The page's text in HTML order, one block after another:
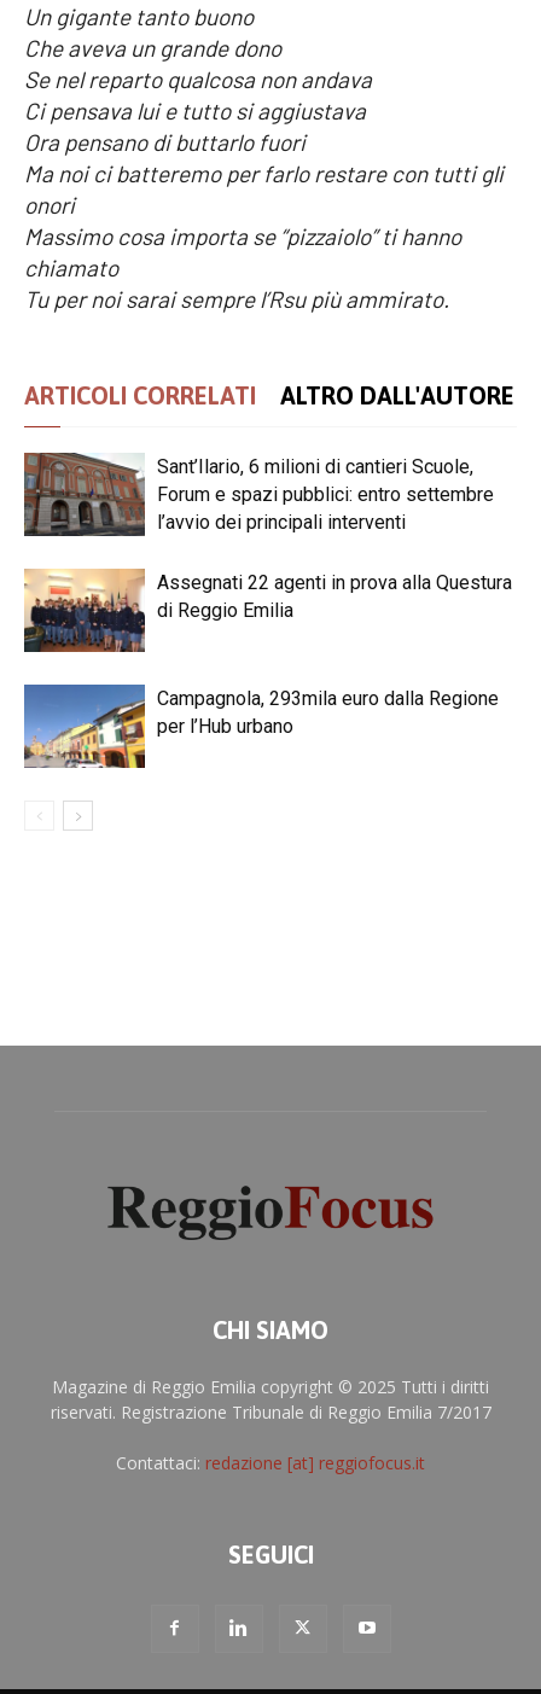
Un gigante tanto buono
Che aveva un grande dono
Se nel reparto qualcosa non andava
Ci pensava lui e tutto si aggiustava
Ora pensano di buttarlo fuori
Ma noi ci batteremo per farlo restare con tutti gli
onori
Massimo cosa importa se “pizzaiolo” ti hanno
chiamato
Tu per noi sarai sempre l’Rsu più ammirato.
ARTICOLI CORRELATI ALTRO DALL'AUTORE
Sant’Ilario, 6 milioni di cantieri Scuole,
Forum e spazi pubblici: entro settembre
l’avvio dei principali interventi
Assegnati 22 agenti in prova alla Questura
di Reggio Emilia
Campagnola, 293mila euro dalla Regione
per l’Hub urbano
CHI SIAMO
Magazine di Reggio Emilia copyright © 2025 Tutti i diritti
riservati. Registrazione Tribunale di Reggio Emilia 7/2017
Contattaci: redazione [at] reggiofocus.it
SEGUICI